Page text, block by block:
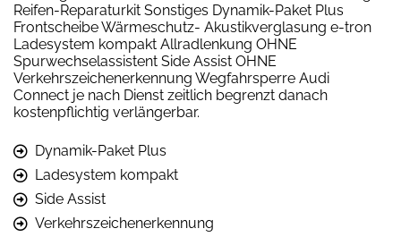
Reifen-Reparaturkit Sonstiges Dynamik-Paket Plus
Frontscheibe Wärmeschutz- Akustikverglasung e-tron
Ladesystem kompakt Allradlenkung OHNE
Spurwechselassistent Side Assist OHNE
Verkehrszeichenerkennung Wegfahrsperre Audi
Connect je nach Dienst zeitlich begrenzt danach
kostenpflichtig verlängerbar.
Dynamik-Paket Plus
Ladesystem kompakt
Side Assist
Verkehrszeichenerkennung